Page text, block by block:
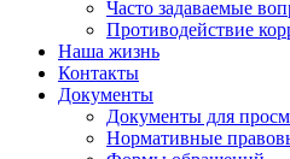
Часто задаваемые
Противодействие
Наша жизнь
Контакты
Документы
Документы для
Нормативные